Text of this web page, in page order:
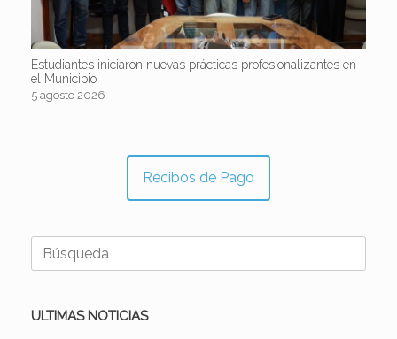
Estudiantes iniciaron nuevas prácticas profesionalizantes en
el Municipio
5 agosto 2026
Recibos de Pago
Buscar:
ULTIMAS NOTICIAS